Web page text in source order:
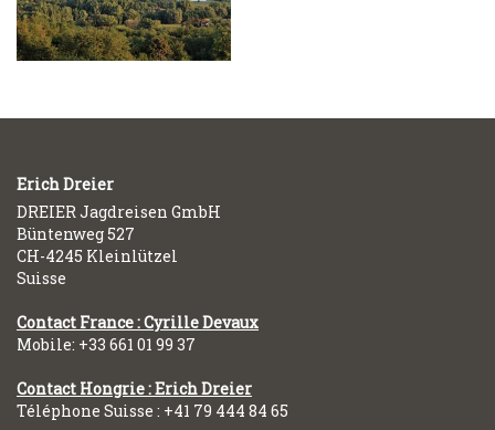
Erich Dreier
DREIER Jagdreisen GmbH
Büntenweg 527
CH-4245 Kleinlützel
Suisse
Contact France : Cyrille Devaux
Mobile: +33 661 01 99 37
Contact Hongrie : Erich Dreier
Téléphone Suisse : +41 79 444 84 65